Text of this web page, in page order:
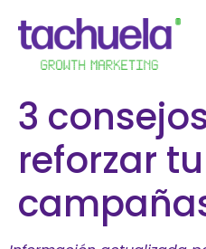
3
reforzar tu